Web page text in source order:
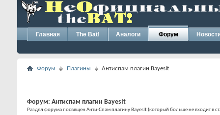
Главная The Bat! Аналоги Форум
Форум Плагины Антиспам плагин BayesIt
Форум: Антиспам плагин BayesIt
Раздел форума посвящен Анти-Спам плагину BayesIt (который больше не входит в